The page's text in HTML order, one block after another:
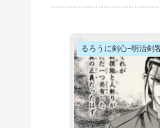
るろうに剣心−明治剣